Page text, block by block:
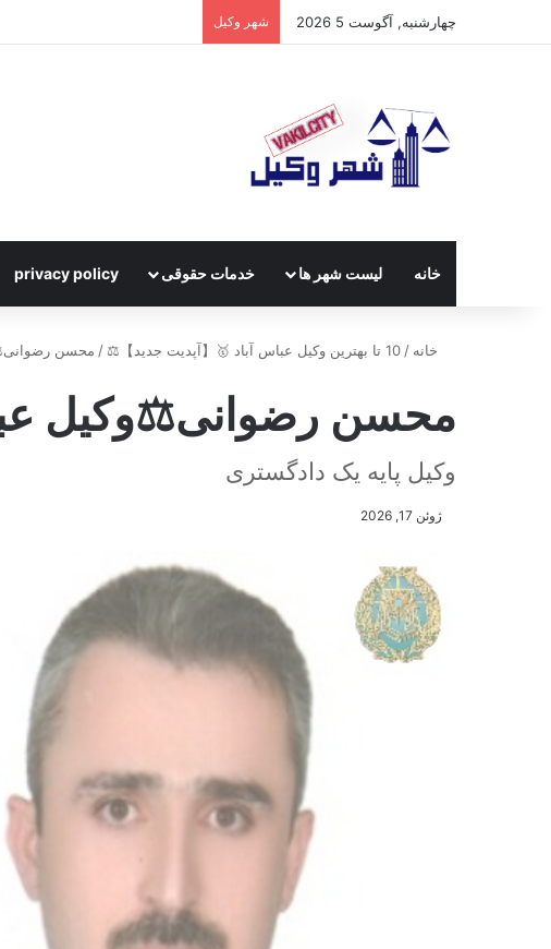
چهارشنبه, آگوست 5 2026 شهر وکیل
خانه لیست شهر ها خدمات حقوقی privacy policy
خانه / 10 تا بهترین وکیل عباس آباد 🥇【آپدیت جدید】⚖️ / محسن
محسن رضوانی⚖️وکیل
وکیل پایه یک دادگستری
ژوئن 17, 2026